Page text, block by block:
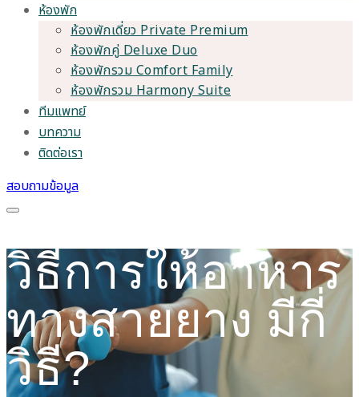
ห้องพัก
ห้องพักเดี่ยว Private Premium
ห้องพักคู่ Deluxe Duo
ห้องพักรวม Comfort Family
ห้องพักรวม Harmony Suite
ทีมแพทย์
บทความ
ติดต่อเรา
สอบถามข้อมูล
วิธีการให้อาหาร
ทางสายยาง มีกี่
วิธี?